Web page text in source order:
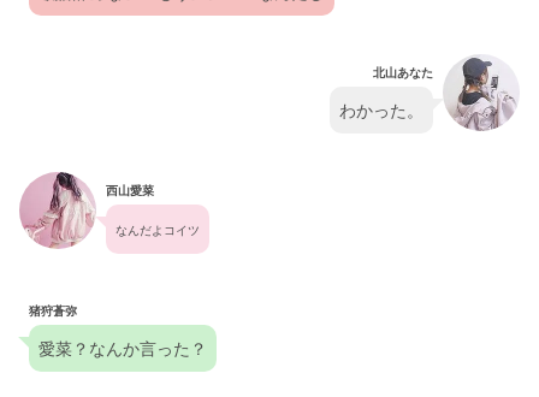
北山あなた
わかった。
西山愛菜
なんだよコイツ
猪狩蒼弥
愛菜？なんか言った？